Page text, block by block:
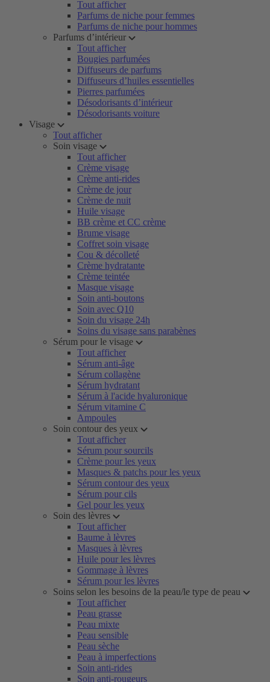
Tout afficher
Parfums de niche pour femmes
Parfums de niche pour hommes
Parfums d’intérieur
Tout afficher
Bougies parfumées
Diffuseurs de parfums
Diffuseurs d’huiles essentielles
Pierres parfumées
Désodorisants d’intérieur
Désodorisants voiture
Visage
Tout afficher
Soin visage
Tout afficher
Crème visage
Crème anti-rides
Crème de jour
Crème de nuit
Huile visage
BB crème et CC crème
Brume visage
Coffret soin visage
Cou & décolleté
Crème hydratante
Crème teintée
Masque visage
Soin anti-boutons
Soin avec Q10
Soin du visage 24h
Soins du visage sans parabènes
Sérum pour le visage
Tout afficher
Sérum anti-âge
Sérum collagène
Sérum hydratant
Sérum à l'acide hyaluronique
Sérum vitamine C
Ampoules
Soin contour des yeux
Tout afficher
Sérum pour sourcils
Crème pour les yeux
Masques & patchs pour les yeux
Sérum contour des yeux
Sérum pour cils
Gel pour les yeux
Soin des lèvres
Tout afficher
Baume à lèvres
Masques à lèvres
Huile pour les lèvres
Gommage à lèvres
Sérum pour les lèvres
Soins selon les besoins de la peau/le type de peau
Tout afficher
Peau grasse
Peau mixte
Peau sensible
Peau sèche
Peau à imperfections
Soin anti-rides
Soin anti-rougeurs